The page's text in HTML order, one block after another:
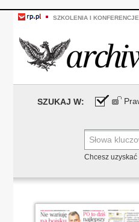
SZKOLENIA I KONFERENCJE
SZUKAJ W:
Chcesz